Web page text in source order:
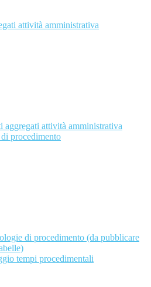
attività amministrativa
aggregati attività amministrativa
procedimento
di procedimento (da pubblicare
tempi procedimentali